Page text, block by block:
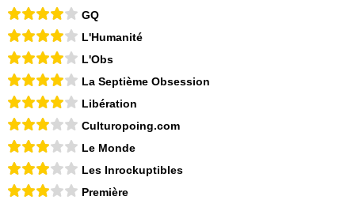
GQ
L'Humanité
L'Obs
La Septième Obsession
Libération
Culturopoing.com
Le Monde
Les Inrockuptibles
Première